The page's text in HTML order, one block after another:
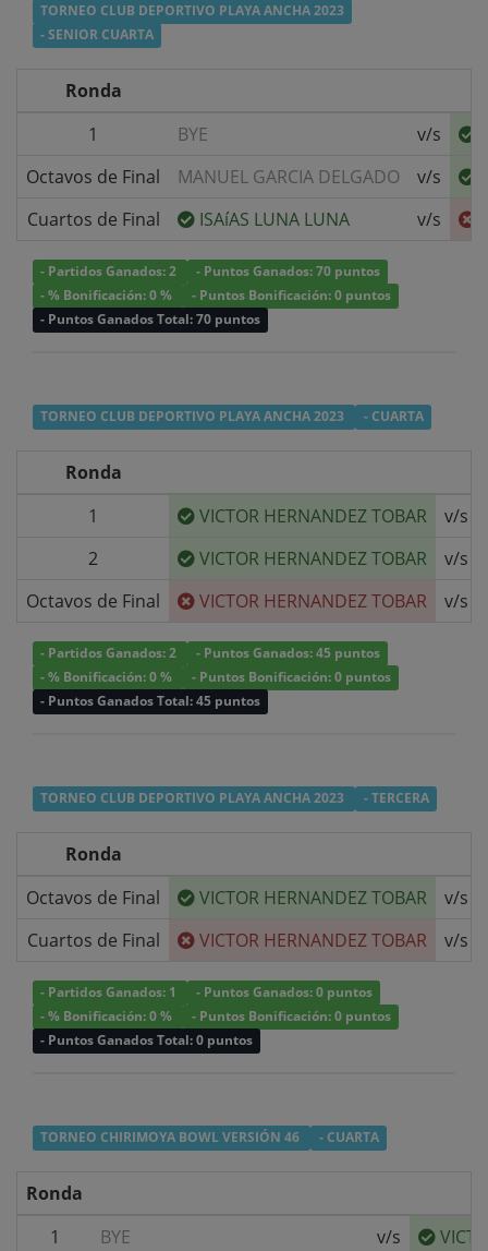
TORNEO CLUB DEPORTIVO PLAYA ANCHA 2023
- SENIOR CUARTA
Ronda
1
BYE v/s
Octavos de Final
MANUEL GARCIA DELGADO v/s
Cuartos de Final
ISAíAS LUNA LUNA v/s
- Partidos Ganados: 2
- Puntos Ganados: 70 puntos
- % Bonificación: 0 %
- Puntos Bonificación: 0 puntos
- Puntos Ganados Total: 70 puntos
TORNEO CLUB DEPORTIVO PLAYA ANCHA 2023 - CUARTA
Ronda
1
VICTOR HERNANDEZ TOBAR v/s
2
VICTOR HERNANDEZ TOBAR v/s
Octavos de Final
VICTOR HERNANDEZ TOBAR v/s
- Partidos Ganados: 2
- Puntos Ganados: 45 puntos
- % Bonificación: 0 %
- Puntos Bonificación: 0 puntos
- Puntos Ganados Total: 45 puntos
TORNEO CLUB DEPORTIVO PLAYA ANCHA 2023 - TERCERA
Ronda
Octavos de Final
VICTOR HERNANDEZ TOBAR v/s
Cuartos de Final
VICTOR HERNANDEZ TOBAR v/s
- Partidos Ganados: 1
- Puntos Ganados: 0 puntos
- % Bonificación: 0 %
- Puntos Bonificación: 0 puntos
- Puntos Ganados Total: 0 puntos
TORNEO CHIRIMOYA BOWL VERSIÓN 46 - CUARTA
Ronda
1
BYE v/s